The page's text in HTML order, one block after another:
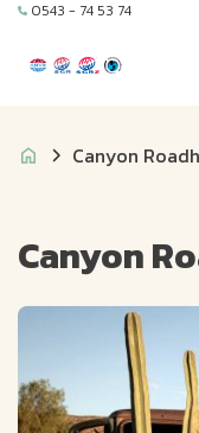
0543 - 74 53 74
Canyon
Canyon